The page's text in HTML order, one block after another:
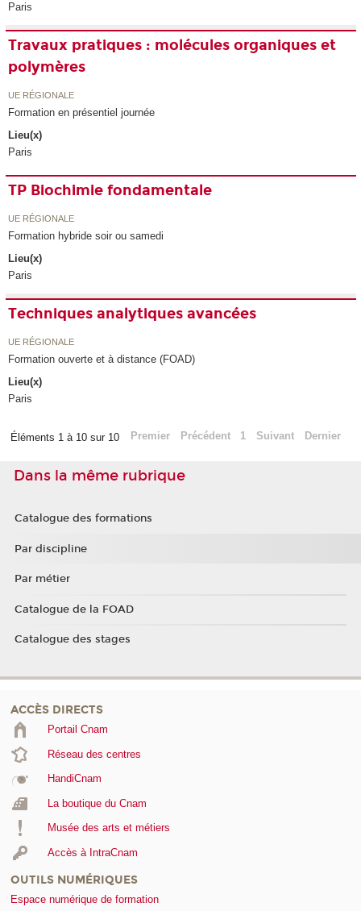
Paris
Travaux pratiques : molécules organiques et
polymères
UE RÉGIONALE
Formation en présentiel journée
Lieu(x)
Paris
TP Biochimie fondamentale
UE RÉGIONALE
Formation hybride soir ou samedi
Lieu(x)
Paris
Techniques analytiques avancées
UE RÉGIONALE
Formation ouverte et à distance (FOAD)
Lieu(x)
Paris
Éléments 1 à 10 sur 10 Premier Précédent 1 Suivant Dernier
Dans la même rubrique
Catalogue des formations
Par discipline
Par métier
Catalogue de la FOAD
Catalogue des stages
ACCÈS DIRECTS
Portail Cnam
Réseau des centres
HandiCnam
La boutique du Cnam
Musée des arts et métiers
Accès à IntraCnam
OUTILS NUMÉRIQUES
Espace numérique de formation